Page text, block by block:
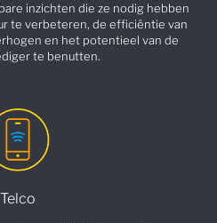
inzichten die ze nodig hebben
te verbeteren, de efficiëntie van
en het potentieel van de
te benutten.
Telco